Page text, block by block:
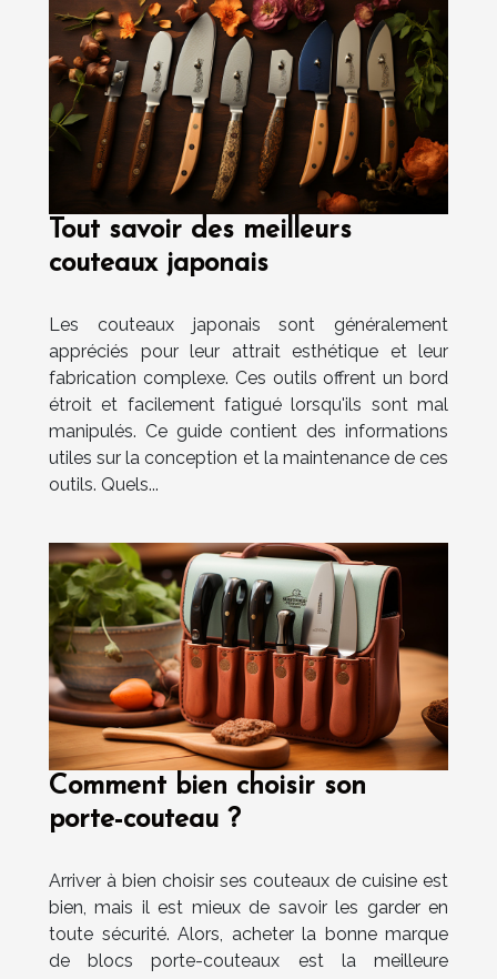
Tout savoir des meilleurs
couteaux japonais
Les couteaux japonais sont généralement
appréciés pour leur attrait esthétique et leur
fabrication complexe. Ces outils offrent un bord
étroit et facilement fatigué lorsqu'ils sont mal
manipulés. Ce guide contient des informations
utiles sur la conception et la maintenance de ces
outils. Quels...
Comment bien choisir son
porte-couteau ?
Arriver à bien choisir ses couteaux de cuisine est
bien, mais il est mieux de savoir les garder en
toute sécurité. Alors, acheter la bonne marque
de blocs porte-couteaux est la meilleure